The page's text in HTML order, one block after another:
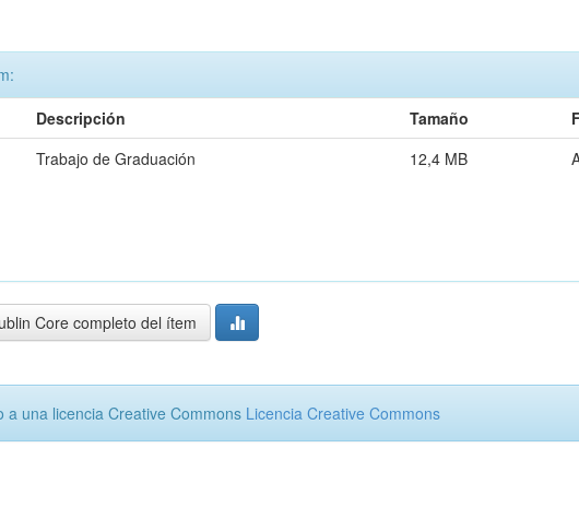
Descripción Tamaño
Trabajo de Graduación 12,4 MB
Core completo del ítem
a una licencia Creative Commons Licencia Creative Commons